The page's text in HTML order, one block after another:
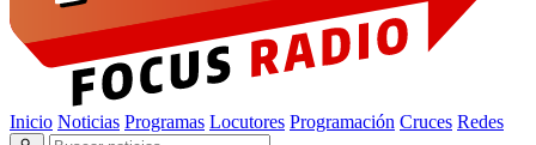
Inicio Noticias Programas Locutores Programación Cruces Redes